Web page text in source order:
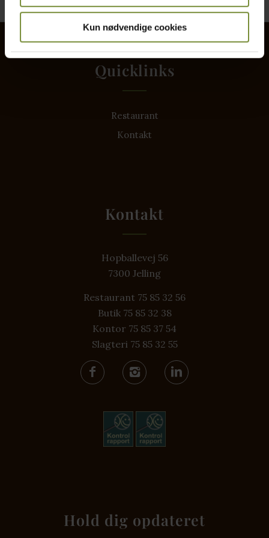
Kun nødvendige cookies
Quicklinks
Restaurant
Kontakt
Kontakt
Hopballevej 56
7300 Jelling
Restaurant 75 85 32 56
Butik 75 85 32 38
Kontor 75 85 37 54
Slagteri 75 85 32 55
Hold dig opdateret